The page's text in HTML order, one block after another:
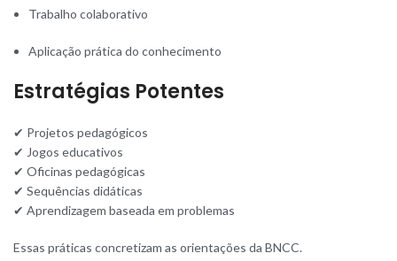
Trabalho colaborativo
Aplicação prática do conhecimento
Estratégias Potentes
✔ Projetos pedagógicos
✔ Jogos educativos
✔ Oficinas pedagógicas
✔ Sequências didáticas
✔ Aprendizagem baseada em problemas
Essas práticas concretizam as orientações da BNCC.